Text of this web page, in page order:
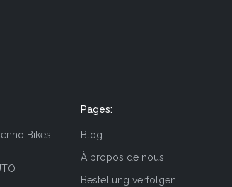
Bikes
Pages:
Blog
À propos de nous
Bestellung verfolgen